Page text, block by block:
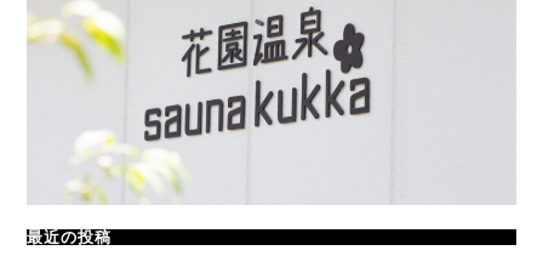
最近の投稿